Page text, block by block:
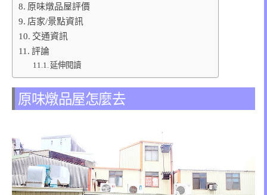
原味燉品屋評價
店家/景點資訊
交通資訊
評論
延伸閱讀
原味燉品屋怎麼去